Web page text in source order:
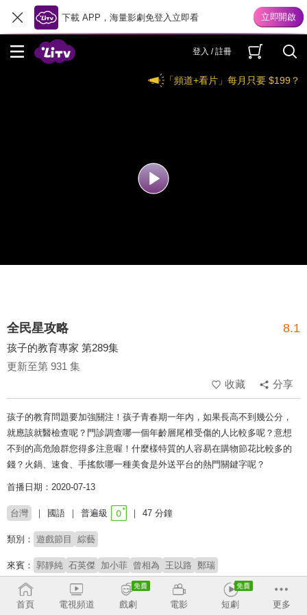
下載 APP，海量影劇免登入立即看
登入 / 註冊
「頻道+看片」每月只要 $199？
全民星攻略 8.1
孩子的教育專家 第289集
更新至第 931 集
收藏
分享
孩子的教育問題要加強關注！孩子青春期一年內，如果長高不到幾公分，
就應該就醫檢查呢？門診調查哪一個年齡層尾椎受傷的人比較多呢？意想
不到的高危險群您得多注意喔！什麼樣特質的人容易在購物節花比較多的
錢？火鍋、速食、手搖飲哪一種美食是外送平台的熱門關鍵字呢？
首播日期：2020-07-13
台灣 國語 普遍級 47 分鐘
類別： 遊戲節目 綜藝
來賓： 郭靜純 石英傑 加小菲 曾相為 王以路 鄭瑞
主持：
蔡尚樺
首頁
電視頻道 戲劇 電影 短劇 更多